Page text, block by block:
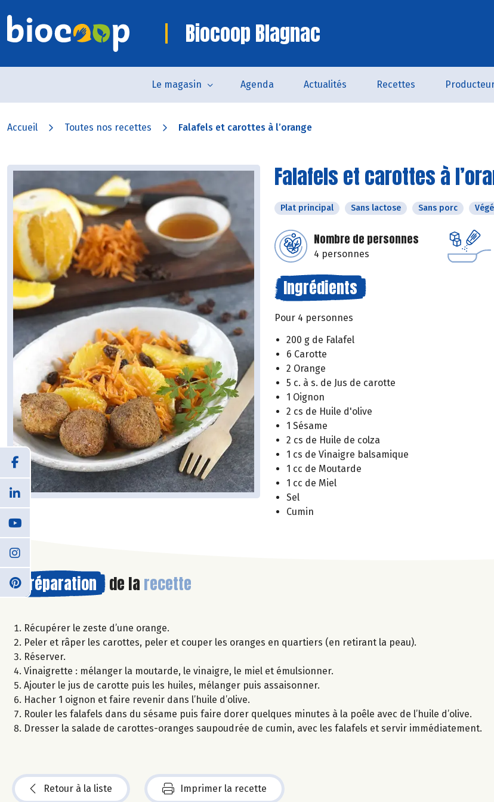
Biocoop Blagnac
Le magasin Agenda Actualités Recettes
Accueil Toutes nos recettes Falafels et carottes à l’orange
Falafels et carottes à
Plat principal Sans lactose Sans porc
Nombre de personnes
4 personnes
Ingrédients
Pour 4 personnes
200 g de Falafel
6 Carotte
2 Orange
5 c. à s. de Jus de carotte
1 Oignon
2 cs de Huile d'olive
1 Sésame
2 cs de Huile de colza
1 cs de Vinaigre balsamique
1 cc de Moutarde
1 cc de Miel
Sel
Cumin
Préparation de la recette
Récupérer le zeste d’une orange.
Peler et râper les carottes, peler et couper les oranges en quartiers (en retirant la peau).
Réserver.
Vinaigrette : mélanger la moutarde, le vinaigre, le miel et émulsionner.
Ajouter le jus de carotte puis les huiles, mélanger puis assaisonner.
Hacher 1 oignon et faire revenir dans l’huile d’olive.
Rouler les falafels dans du sésame puis faire dorer quelques minutes à la poêle avec de l’huile d’olive.
Dresser la salade de carottes-oranges saupoudrée de cumin, avec les falafels et servir immédiatement.
Retour à la liste Imprimer la recette